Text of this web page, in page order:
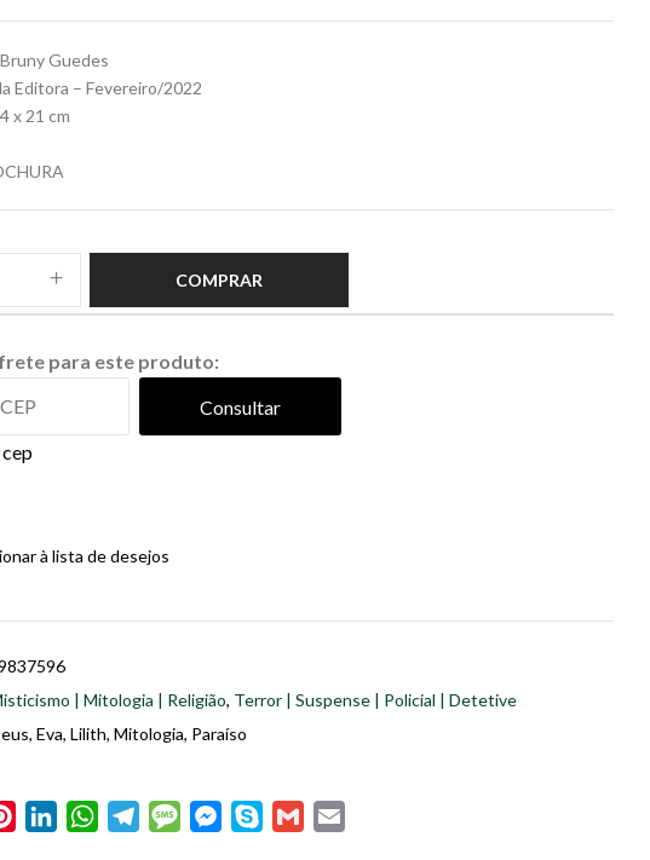
Guedes
Editora – Fevereiro/2022
x 21 cm
COMPRAR
para este produto:
Consultar
à lista de desejos
| Mitologia | Religião, Terror | Suspense | Policial | Detetive
, Eva, Lilith, Mitologia, Paraíso
PinterestLinkedInWhatsAppTelegramMessageMessenger
Skype Gmail